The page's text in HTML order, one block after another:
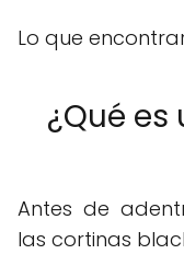
Lo que
¿Qué
Antes de
las cortinas